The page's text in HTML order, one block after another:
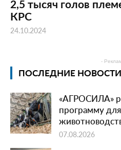
2,5 тысяч голов
КРС
24.10.2024
-
ПОСЛЕДНИЕ НОВОСТИ
«АГРОСИЛА»
программу
07.08.2026